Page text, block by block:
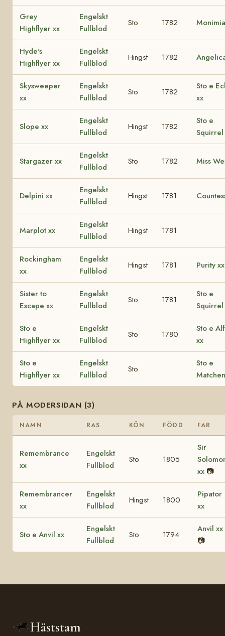
Grey
Highflyer xx
Engelskt
Fullblod
Sto 1782
Hyde's
Highflyer xx
Engelskt
Fullblod
Hingst 1782
Skysweeper
xx
Engelskt
Fullblod
Sto 1782
Sto e
xx
Slope xx
Engelskt
Fullblod
Hingst 1782
Sto e
Squirrel
Stargazer xx
Engelskt
Fullblod
Sto 1782 Miss
Delpini xx
Engelskt
Fullblod
Hingst 1781
Marplot xx
Engelskt
Fullblod
Hingst 1781
Rockingham
xx
Engelskt
Fullblod
Hingst 1781 Purity xx
Sister to
Escape xx
Engelskt
Fullblod
Sto 1781
Sto e
Squirrel
Sto e
Highflyer xx
Engelskt
Fullblod
Sto 1780
Sto e
xx
Sto e
Highflyer xx
Engelskt
Fullblod
Sto
Sto e
PÅ MODERSIDAN (3)
NAMN RAS KÖN FÖDD FAR
Remembrance
xx
Engelskt
Fullblod
Sto 1805
Sir
xx 📷
Remembrancer
xx
Engelskt
Fullblod
Hingst 1800
Pipator
xx
Sto e Anvil xx
Engelskt
Fullblod
Sto 1794
Anvil xx
📷
Häststam